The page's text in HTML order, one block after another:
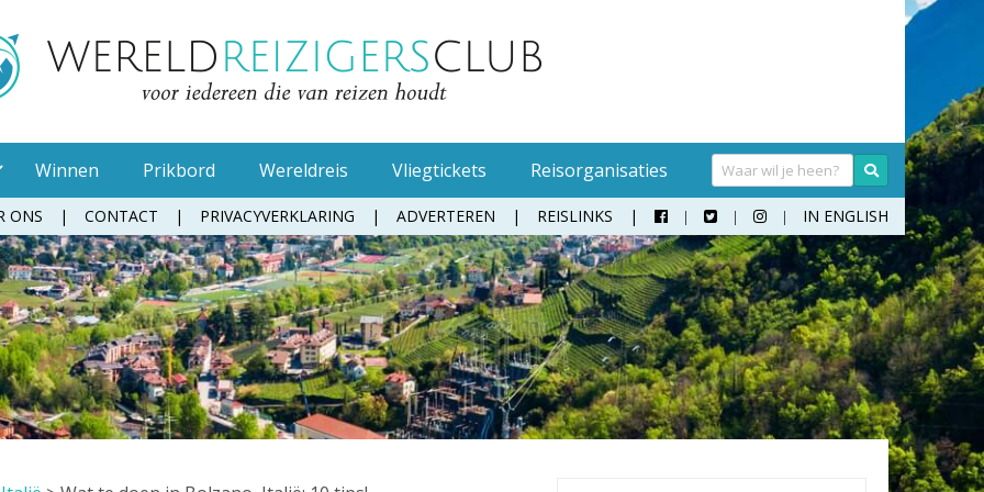
Muggenspray
Oordopjes
Tandenborstel
Toiletpapier
Waterfles
Handwasmiddel
Hangmat
Klamboe
Koffer
Moneybelt
Sokken
Teenslippers
Wandelschoenen
Zonnebril
Winnen Prikbord Wereldreis Vliegtickets Reisorganisaties
ONS CONTACT PRIVACYVERKLARING ADVERTEREN REISLINKS    IN ENGLISH